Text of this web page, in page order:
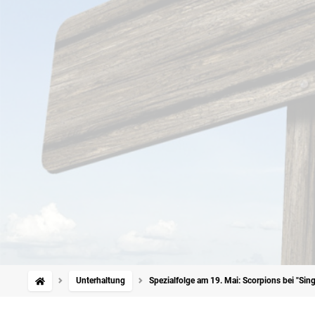
Unterhaltung Spezialfolge am 19. Mai: Scorpions bei